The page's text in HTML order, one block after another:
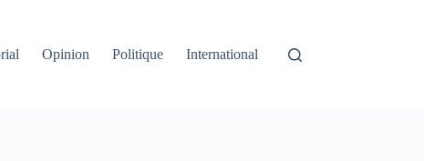
Opinion Politique International